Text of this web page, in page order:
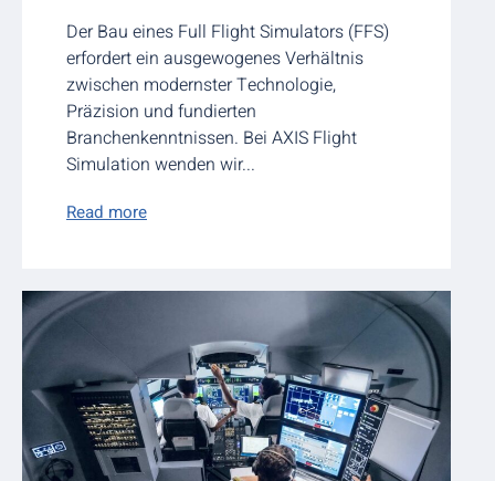
Der Bau eines Full Flight Simulators (FFS)
erfordert ein ausgewogenes Verhältnis
zwischen modernster Technologie,
Präzision und fundierten
Branchenkenntnissen. Bei AXIS Flight
Simulation wenden wir...
Read more